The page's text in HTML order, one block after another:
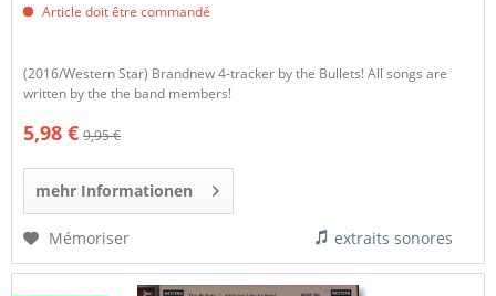
Article doit être commandé
(2016/Western Star) Brandnew 4-tracker by the Bullets! All songs are
written by the the band members!
5,98 € 9,95 €
mehr Informationen
Mémoriser extraits sonores